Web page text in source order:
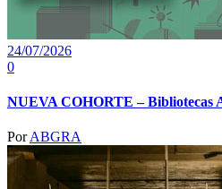
24/07/2026
0
NUEVA COHORTE – Bibliotecas
PorABGRA